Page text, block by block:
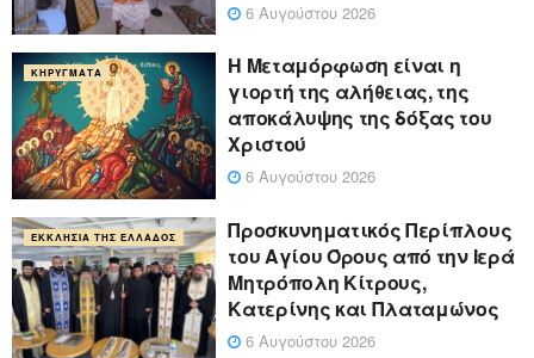
6 Αυγούστου 2026
ΚΗΡΎΓΜΑΤΑ
Η Μεταμόρφωση είναι η
γιορτή της αλήθειας, της
αποκάλυψης της δόξας του
Χριστού
6 Αυγούστου 2026
ΕΚΚΛΗΣΊΑ ΤΗΣ ΕΛΛΆΔΟΣ
Προσκυνηματικός Περίπλους
του Αγίου Όρους από την Ιερά
Μητρόπολη Κίτρους,
Κατερίνης και Πλαταμώνος
6 Αυγούστου 2026